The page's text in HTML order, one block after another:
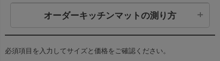
オーダーキッチンマットの測り方
必須項目を入力してサイズと価格をご確認ください。